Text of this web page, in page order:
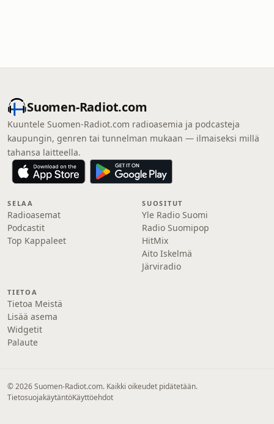
Suomen-Radiot.com
Kuuntele Suomen-Radiot.com radioasemia ja podcasteja
kaupungin, genren tai tunnelman mukaan — ilmaiseksi millä
tahansa laitteella.
SELAA
Radioasemat
Podcastit
Top Kappaleet
SUOSITUT
Yle Radio Suomi
Radio Suomipop
HitMix
Aito Iskelmä
Järviradio
TIETOA
Tietoa Meistä
Lisää asema
Widgetit
Palaute
© 2026 Suomen-Radiot.com. Kaikki oikeudet pidätetään.
TietosuojakäytäntöKäyttöehdot